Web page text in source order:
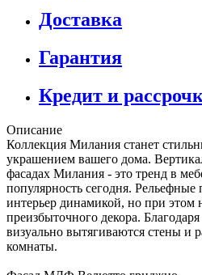
Доставка
Гарантия
Кредит и
Описание
Коллекция Милания станет
украшением вашего дома.
фасадах Милания - это тренд в
популярность сегодня.
интерьер динамикой, но при этом
преизбыточного декора.
визуально вытягиваются стены и
комнаты.